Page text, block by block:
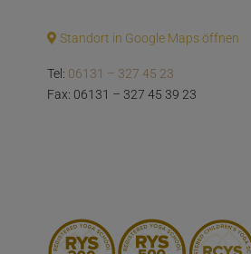
Standort in Google Maps öffnen
Tel: 06131 – 327 45 23
Fax: 06131 – 327 45 39 23